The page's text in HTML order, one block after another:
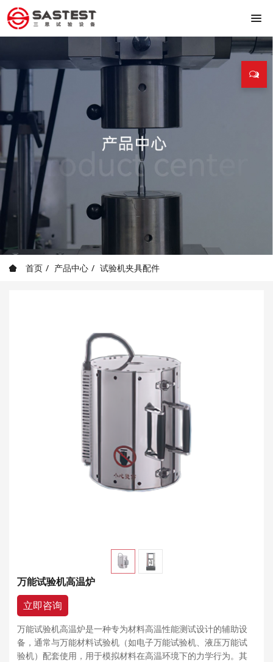
首页 产品中心 试验机夹具配件
万能试验机高温炉
立即咨询
万能试验机高温炉是一种专为材料高温性能测试设计的辅助设
备，通常与万能材料试验机（如电子万能试验机、液压万能试
验机）配套使用，用于模拟材料在高温环境下的力学行为。其